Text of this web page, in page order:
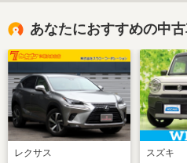
あなたにおすすめの中
レクサス スズキ